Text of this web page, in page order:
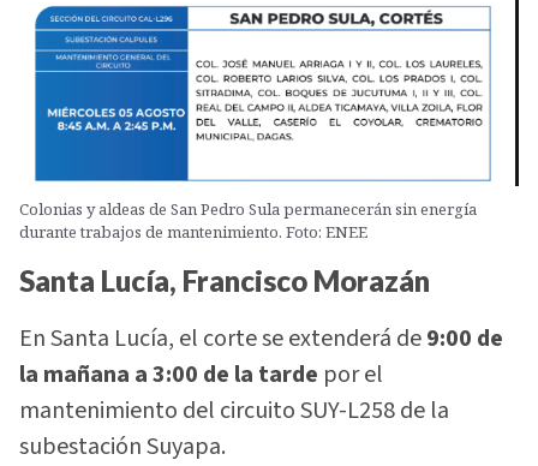
Colonias y aldeas de San Pedro Sula permanecerán sin energía
durante trabajos de mantenimiento. Foto: ENEE
Santa Lucía, Francisco Morazán
En Santa Lucía, el corte se extenderá de9:00 de
la mañana a 3:00 de la tarde por el
mantenimiento del circuito SUY-L258 de la
subestación Suyapa.